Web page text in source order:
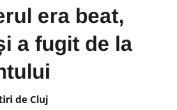
era beat,
a fugit de la
de Cluj